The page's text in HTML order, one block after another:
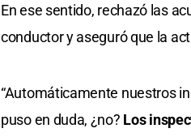
En ese sentido, rechazó las
conductor y aseguró que la
“Automáticamente nuestros
puso en duda, ¿no? Los